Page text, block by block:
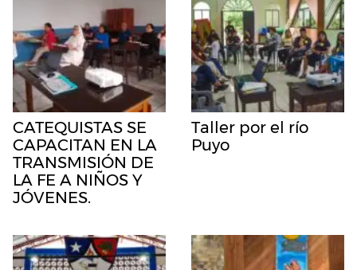
CATEQUISTAS SE
CAPACITAN EN LA
TRANSMISIÓN DE
LA FE A NIÑOS Y
JÓVENES.
Taller por el río
Puyo